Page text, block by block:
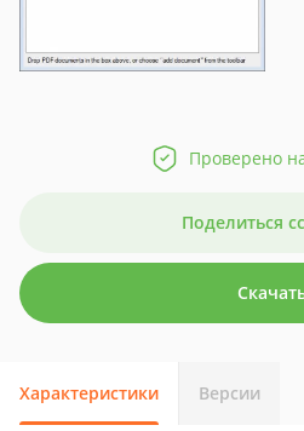
Проверено
Поделиться
Характеристики Версии